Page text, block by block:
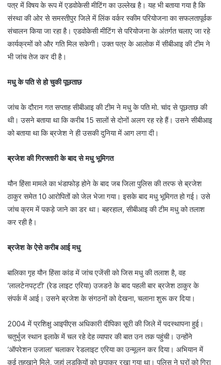
पत्र में विषय के रूप में एडवोकेसी मीटिंग का उल्लेख है। यह भी बताया गया है कि
संस्था की ओर से समस्तीपुर जिले में लिंक वर्कर स्कीम परियोजना का सफलतापूर्वक
संचालन किया जा रहा है। एडवोकेसी मीटिंग से परियोजना के अंतर्गत चलाए जा रहे
कार्यक्रमों को और गति मिल सकेगी। उक्त पत्र के आलोक में सीबीआइ की टीम ने
भी जांच तेज कर दी है।
मधु के पति से हो चुकी पूछताछ
जांच के दौरान गत सप्ताह सीबीआइ की टीम ने मधु के पति मो. चांद से पूछताछ की
थी। उसने बताया था कि करीब 15 सालों से दोनों अलग रह रहे हैं। उसने सीबीआइ
को बताया था कि ब्रजेश ने ही उसकी दुनिया में आग लगा दी।
ब्रजेश की गिरफ्तारी के बाद से मधु भूमिगत
यौन हिंसा मामले का भंडाफोड़ होने के बाद जब जिला पुलिस की तरफ से ब्रजेश
ठाकुर समेत 10 आरोपितों को जेल भेजा गया। इसके बाद मधु भूमिगत हो गई। उसे
जांच क्रम में पकड़े जाने का डर था। बहरहाल, सीबीआइ की टीम मधु को तलाश
कर रही है।
ब्रजेश के ऐसे करीब आई मधु
बालिका गृह यौन हिंसा कांड में जांच एजेंसी को जिस मधु की तलाश है, वह
‘लालटेनपट्टी’ (रेड लाइट एरिया) उजडऩे के बाद पहली बार ब्रजेश ठाकुर के
संपर्क में आई। उसने ब्रजेश के संगठनों को देखना, चलाना शुरू कर दिया।
2004 में प्रशिक्षु आइपीएस अधिकारी दीपिका सूरी की जिले में पदस्थापना हुई।
चतुर्भुज स्थान इलाके में चल रहे देह व्यापार की बात उन तक पहुंची। उन्होंने
‘ऑपरेशन उजाला’ चलाकर रेडलाइट एरिया का उन्मूलन कर दिया। अभियान में
कई तहखाने मिले, जहां लड़कियों को छुपाकर रखा गया था। पुलिस ने घरों को गिरा